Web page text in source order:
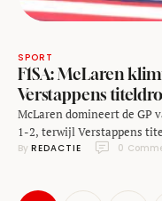
SPORT
F1SA: McLaren
Verstappens
McLaren domineert de GP
1-2, terwijl Verstappens
bocht 3. In F1 Spoiler Alert
By REDACTIE 0